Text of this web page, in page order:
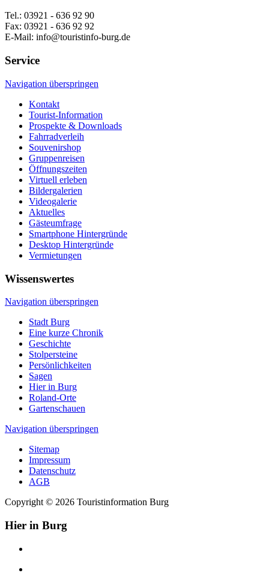
Tel.: 03921 - 636 92 90
Fax: 03921 - 636 92 92
E-Mail: info@touristinfo-burg.de
Service
Navigation überspringen
Kontakt
Tourist-Information
Prospekte & Downloads
Fahrradverleih
Souvenirshop
Gruppenreisen
Öffnungszeiten
Virtuell erleben
Bildergalerien
Videogalerie
Aktuelles
Gästeumfrage
Smartphone Hintergründe
Desktop Hintergründe
Vermietungen
Wissenswertes
Navigation überspringen
Stadt Burg
Eine kurze Chronik
Geschichte
Stolpersteine
Persönlichkeiten
Sagen
Hier in Burg
Roland-Orte
Gartenschauen
Navigation überspringen
Sitemap
Impressum
Datenschutz
AGB
Copyright © 2026 Touristinformation Burg
Hier in Burg